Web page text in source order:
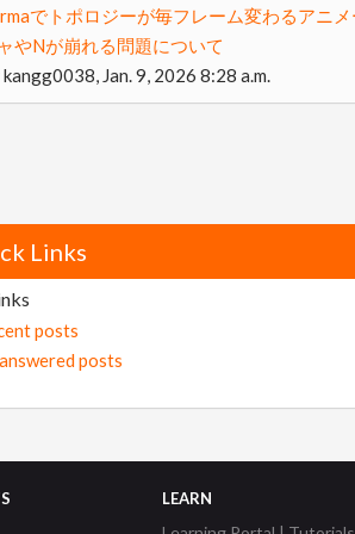
でトポロジーが毎フレーム変わるアニ
やNが崩れる問題について
kangg0038, Jan. 9, 2026 8:28 a.m.
Links
posts
posts
LEARN